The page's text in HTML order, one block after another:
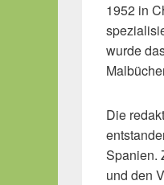
1952 in
wurde
Die
Spanien.
und den